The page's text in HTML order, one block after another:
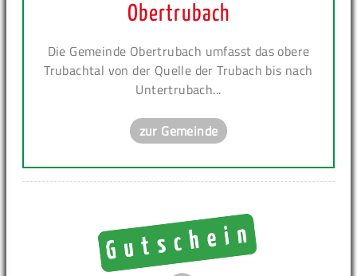
Obertrubach
Die Gemeinde Obertrubach umfasst das obere
Trubachtal von der Quelle der Trubach bis nach
Untertrubach...
zur Gemeinde